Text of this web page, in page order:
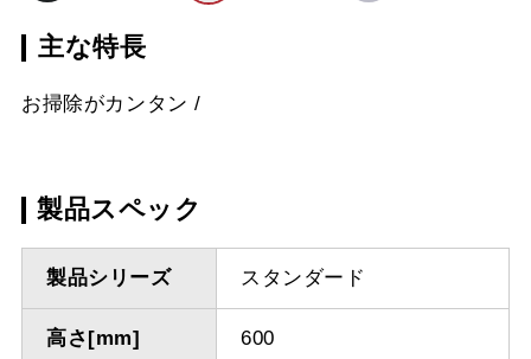
主な特長
お掃除がカンタン
製品スペック
製品シリーズ スタンダード
高さ[mm]
600